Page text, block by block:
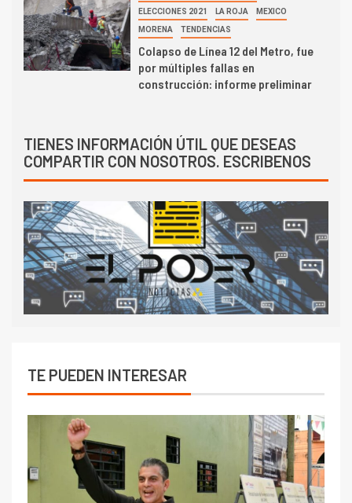
ELECCIONES 2021 LA ROJA MEXICO
MORENA TENDENCIAS
Colapso de Línea 12 del Metro, fue
por múltiples fallas en
construcción: informe preliminar
TIENES INFORMACIÓN ÚTIL QUE DESEAS
COMPARTIR CON NOSOTROS. ESCRIBENOS
TE PUEDEN INTERESAR